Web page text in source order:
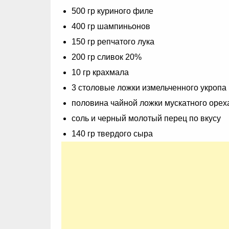
500 гр куриного филе
400 гр шампиньонов
150 гр репчатого лука
200 гр сливок 20%
10 гр крахмала
3 столовые ложки измельченного укропа
половина чайной ложки мускатного
соль и черный молотый перец по вкусу
140 гр твердого сыра